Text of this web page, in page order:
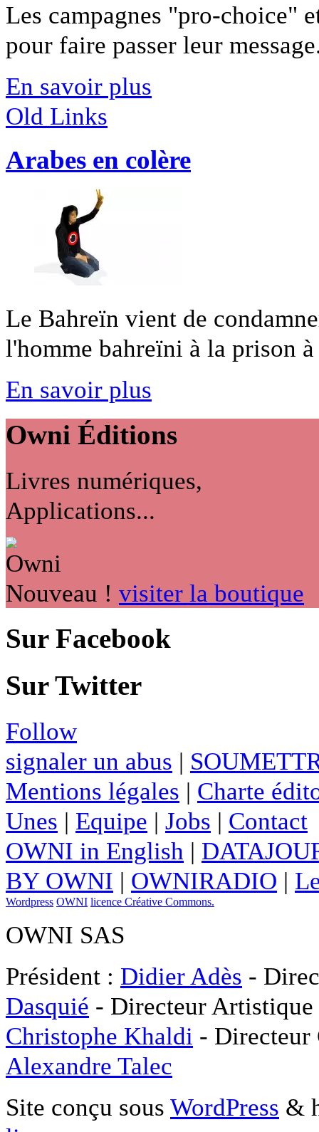
Les campagnes "pro-choice"
pour faire passer leur
En savoir plus
Old Links
Arabes en colère
Le Bahreïn vient de
l'homme bahreïni à la prison
En savoir plus
Owni Éditions
Livres numériques,
Applications...
Nouveau ! visiter la boutique
Sur Facebook
Sur Twitter
Follow
signaler un abus |
Mentions légales | Charte
Unes | Equipe | Jobs | Contact
OWNI in English |
BY OWNI | OWNIRADIO |
Wordpress OWNI licence Créative Commons.
OWNI SAS
Président : Didier Adès -
Dasquié - Directeur
Christophe Khaldi -
Alexandre Talec
Site conçu sous WordPress &